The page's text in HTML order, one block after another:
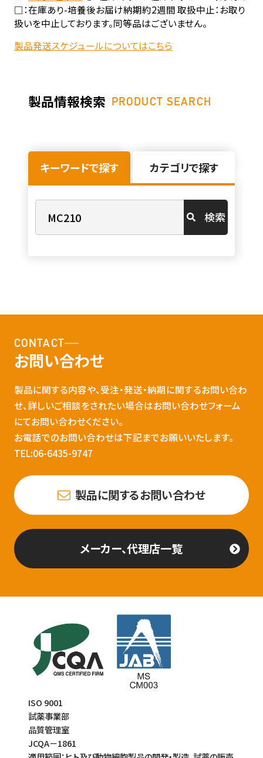
□：在庫あり-培養後お届け納期約2週間 取扱中止：お取り
扱いを中止しております。同等品はございません。
製品発送スケジュールについてはこちら
製品情報検索 PRODUCT SEARCH
キーワードで探す カテゴリで探す
検索
CONTACT
お問い合わせ
製品に関する内容や、受注・発送・納期に関するお問い合わ
せ、詳しいご相談をされたい場合はお問い合わせフォーム
にてお問い合わせください。
お電話でのお問い合わせは下記までお願いいたします。
TEL:06-6435-9747
製品に関するお問い合わせ
メーカー、代理店一覧
ISO 9001
試薬事業部
品質管理室
JCQA－1861